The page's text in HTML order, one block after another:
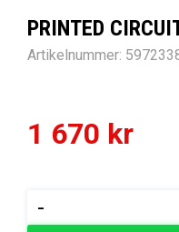
PRINTED
Artikelnummer:
1 670 kr
-
CIRCUIT